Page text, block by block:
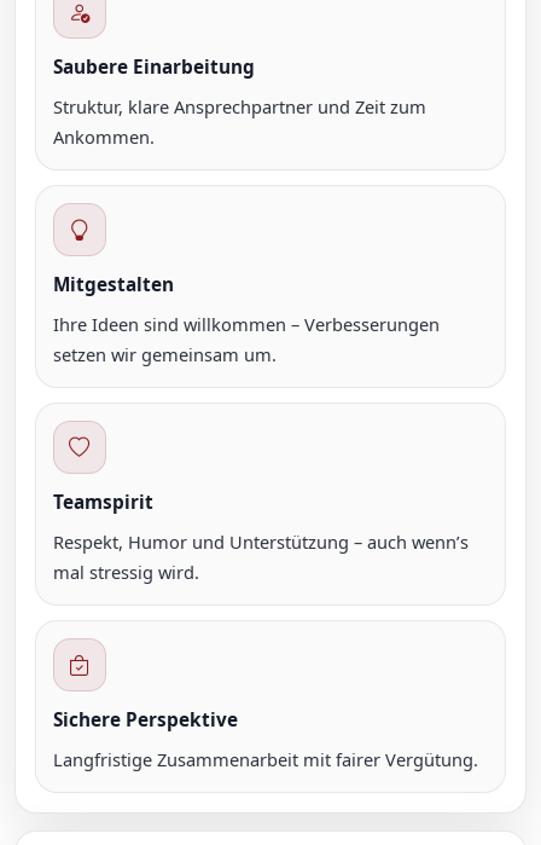
Saubere Einarbeitung
Struktur, klare Ansprechpartner und Zeit zum
Ankommen.
Mitgestalten
Ihre Ideen sind willkommen – Verbesserungen
setzen wir gemeinsam um.
Teamspirit
Respekt, Humor und Unterstützung – auch wenn’s
mal stressig wird.
Sichere Perspektive
Langfristige Zusammenarbeit mit fairer Vergütung.